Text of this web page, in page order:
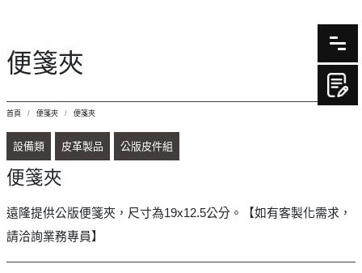
便箋夾
首頁 便箋夾 便箋夾
設備類 皮革製品 公版皮件組
便箋夾
遠隆提供公版便箋夾，尺寸為19x12.5公分。【如有客製化需求，
請洽詢業務專員】